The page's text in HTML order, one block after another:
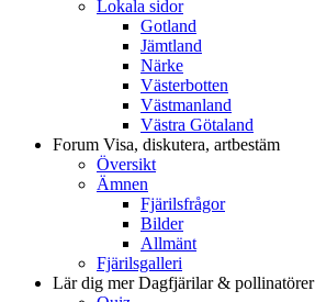
Lokala sidor
Gotland
Jämtland
Närke
Västerbotten
Västmanland
Västra Götaland
Forum Visa, diskutera, artbestäm
Översikt
Ämnen
Fjärilsfrågor
Bilder
Allmänt
Fjärilsgalleri
Lär dig merDagfjärilar & pollinatörer